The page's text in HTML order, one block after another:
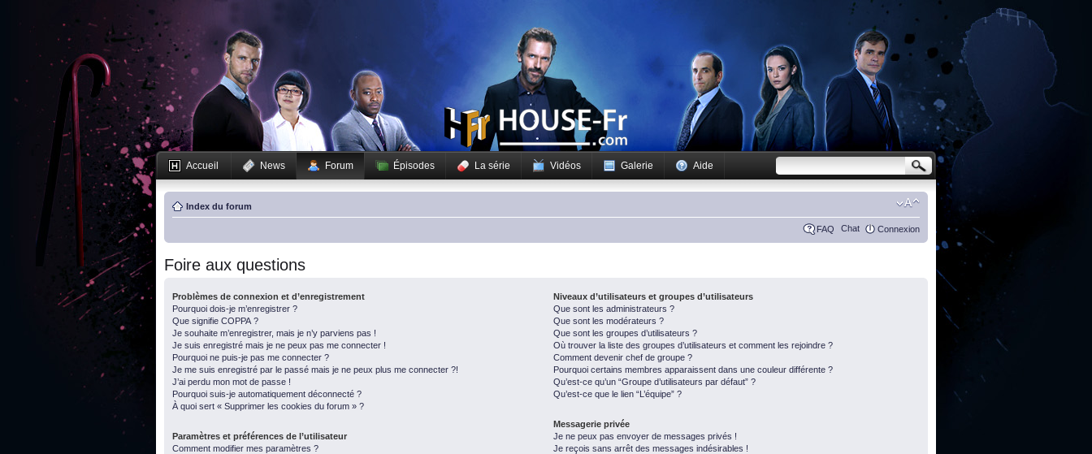
Accueil News Forum Épisodes La série Vidéos Galerie Aide
Index du forum
FAQ Chat Connexion
Foire aux questions
Problèmes de connexion et d’enregistrement
Pourquoi dois-je m’enregistrer ?
Que signifie COPPA ?
Je souhaite m’enregistrer, mais je n’y parviens pas !
Je suis enregistré mais je ne peux pas me connecter !
Pourquoi ne puis-je pas me connecter ?
Je me suis enregistré par le passé mais je ne peux plus me connecter ?!
J’ai perdu mon mot de passe !
Pourquoi suis-je automatiquement déconnecté ?
À quoi sert « Supprimer les cookies du forum » ?
Paramètres et préférences de l’utilisateur
Comment modifier mes paramètres ?
Niveaux d’utilisateurs et groupes d’utilisateurs
Que sont les administrateurs ?
Que sont les modérateurs ?
Que sont les groupes d’utilisateurs ?
Où trouver la liste des groupes d’utilisateurs et comment les rejoindre ?
Comment devenir chef de groupe ?
Pourquoi certains membres apparaissent dans une couleur différente ?
Qu’est-ce qu’un “Groupe d’utilisateurs par défaut” ?
Qu’est-ce que le lien “L’équipe” ?
Messagerie privée
Je ne peux pas envoyer de messages privés !
Je reçois sans arrêt des messages indésirables !